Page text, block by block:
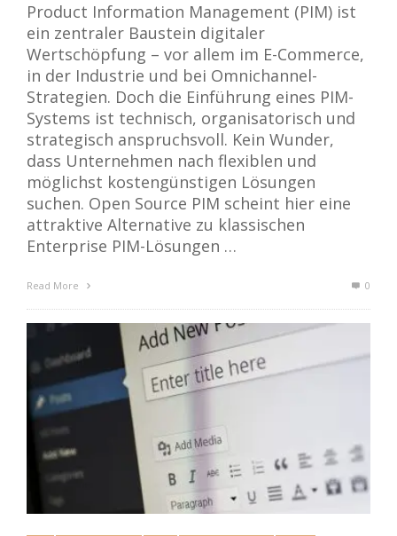
Product Information Management (PIM) ist
ein zentraler Baustein digitaler
Wertschöpfung – vor allem im E-Commerce,
in der Industrie und bei Omnichannel-
Strategien. Doch die Einführung eines PIM-
Systems ist technisch, organisatorisch und
strategisch anspruchsvoll. Kein Wunder,
dass Unternehmen nach flexiblen und
möglichst kostengünstigen Lösungen
suchen. Open Source PIM scheint hier eine
attraktive Alternative zu klassischen
Enterprise PIM-Lösungen …
Read More 0